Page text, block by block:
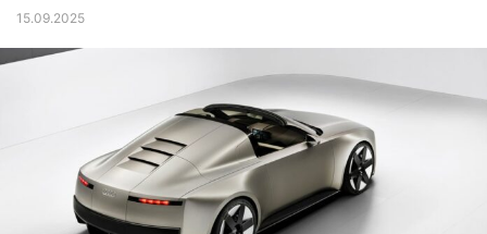
15.09.2025